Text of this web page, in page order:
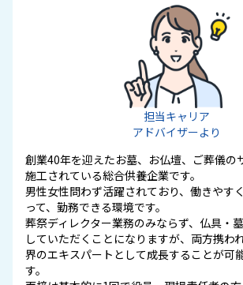
担当キャリア
アドバイザーより
創業40年を迎えたお墓、お仏壇、ご葬儀の
施工されている総合供養企業です。
男性女性問わず活躍されており、働きやす
って、勤務できる環境です。
葬祭ディレクター業務のみならず、仏具・
していただくことになりますが、両方携わ
界のエキスパートとして成長することが可
す。